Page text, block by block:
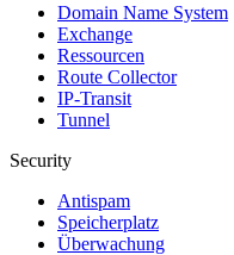
Domain Name System
Exchange
Ressourcen
Route Collector
IP-Transit
Tunnel
Security
Antispam
Speicherplatz
Überwachung